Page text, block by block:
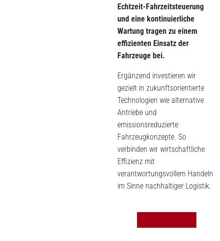
Echtzeit-Fahrzeitsteuerung
und eine kontinuierliche
Wartung tragen zu einem
effizienten Einsatz der
Fahrzeuge bei.
Ergänzend investieren wir
gezielt in zukunftsorientierte
Technologien wie alternative
Antriebe und
emissionsreduzierte
Fahrzeugkonzepte. So
verbinden wir wirtschaftliche
Effizienz mit
verantwortungsvollem Handeln
im Sinne nachhaltiger Logistik.